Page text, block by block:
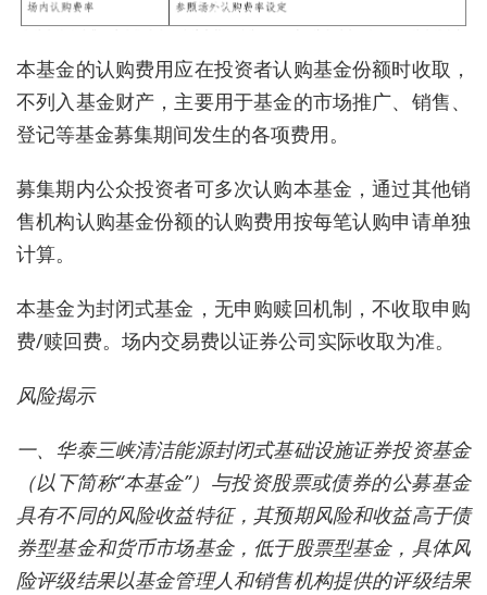
本基金的认购费用应在投资者认购基金份额时收取，
不列入基金财产，主要用于基金的市场推广、销售、
登记等基金募集期间发生的各项费用。
募集期内公众投资者可多次认购本基金，通过其他销
售机构认购基金份额的认购费用按每笔认购申请单独
计算。
本基金为封闭式基金，无申购赎回机制，不收取申购
费/赎回费。场内交易费以证券公司实际收取为准。
风险揭示
一、华泰三峡清洁能源封闭式基础设施证券投资基金
（以下简称“本基金”）与投资股票或债券的公募基金
具有不同的风险收益特征，其预期风险和收益高于债
券型基金和货币市场基金，低于股票型基金，具体风
险评级结果以基金管理人和销售机构提供的评级结果